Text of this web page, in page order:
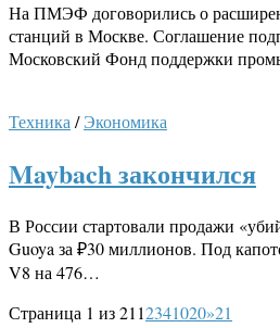
На ПМЭФ договорились о
станций в Москве. Соглашение
Московский Фонд поддержки
Техника/Экономика
Maybach закончился
В России стартовали продажи
Guoya за ₽30 миллионов. Под
V8 на 476…
Страница 1 из 2112341020»21